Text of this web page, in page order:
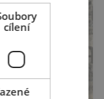
cílení